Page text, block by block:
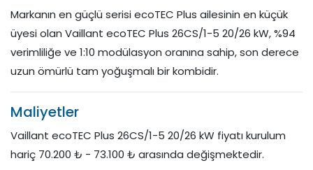
Markanın en güçlü serisi ecoTEC Plus ailesinin en küçük
üyesi olan Vaillant ecoTEC Plus 26CS/1-5 20/26 kW, %94
verimliliğe ve 1:10 modülasyon oranına sahip, son derece
uzun ömürlü tam yoğuşmalı bir kombidir.
Maliyetler
Vaillant ecoTEC Plus 26CS/1-5 20/26 kW fiyatı kurulum
hariç 70.200 ₺ - 73.100 ₺ arasında değişmektedir.